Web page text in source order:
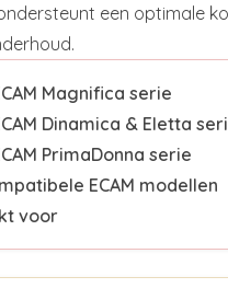
een optimale
Magnifica serie
Dinamica & Eletta
PrimaDonna serie
ECAM modellen
voor